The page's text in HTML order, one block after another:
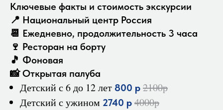
Ключевые факты и стоимость экскурсии
📍 Национальный центр Россия
📆 Ежедневно, продолжительность 3 часа
🍷 Ресторан на борту
🎵 Фоновая
📸 Открытая палуба
Детский с 6 до 12 лет 800 р 2100р
Детский с ужином 2740 р 4000р